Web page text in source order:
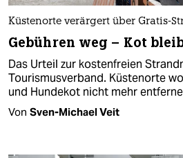
Küstenorte verärgert über Gratis-
Gebühren weg – Kot
Das Urteil zur kostenfreien
Tourismusverband. Küstenorte
und Hundekot nicht mehr
Von Sven-Michael Veit